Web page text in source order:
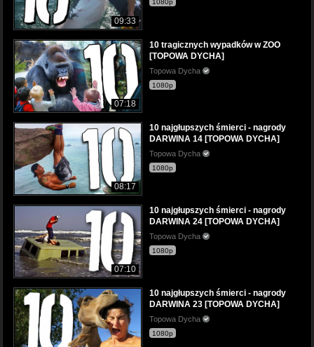
09:33
1080p
07:18
10 tragicznych wypadków w ZOO
[TOPOWA DYCHA]
Topowa Dycha
1080p
08:17
10 najgłupszych śmierci - nagrody
DARWINA 14 [TOPOWA DYCHA]
Topowa Dycha
1080p
07:10
10 najgłupszych śmierci - nagrody
DARWINA 24 [TOPOWA DYCHA]
Topowa Dycha
1080p
10 najgłupszych śmierci - nagrody
DARWINA 23 [TOPOWA DYCHA]
Topowa Dycha
1080p